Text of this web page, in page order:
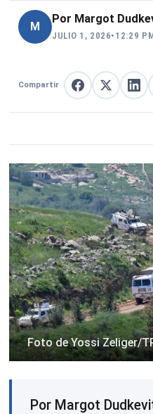
M
Por Margot
JULIO 1, 2026• 12:29
Compartir Compartir en
Compartir
Foto de Yossi Zeliger/
Por Margot